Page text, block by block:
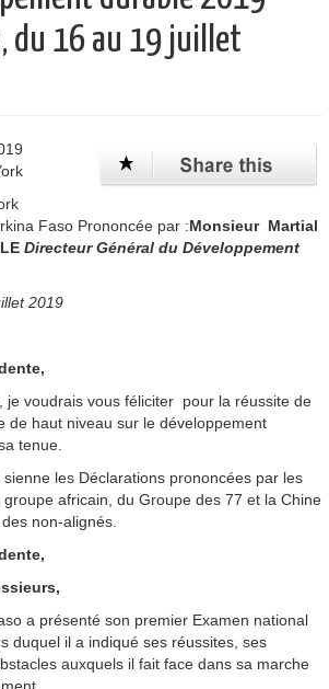
du 16 au 19 juillet
Faso Prononcée par :Monsieur Martial
Directeur Général du Développement
2019
je voudrais vous féliciter pour la réussite de
de haut niveau sur le développement
tenue.
les Déclarations prononcées par les
africain, du Groupe des 77 et la Chine
non-alignés.
a présenté son premier Examen national
duquel il a indiqué ses réussites, ses
auxquels il fait face dans sa marche